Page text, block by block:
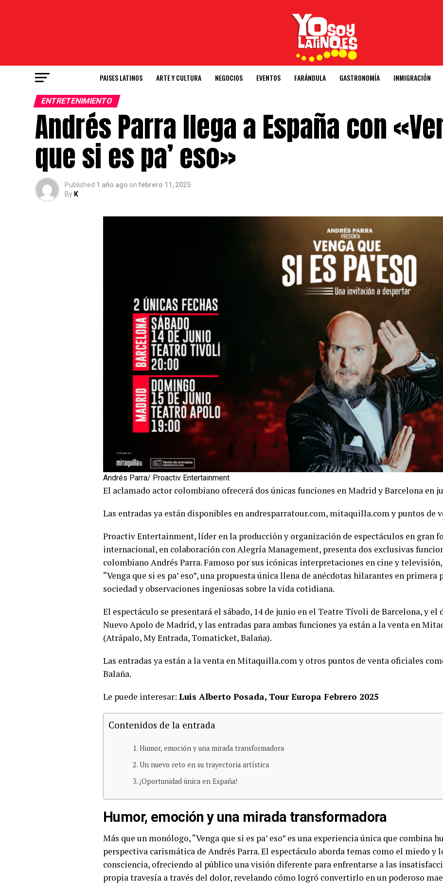
PAISES LATINOS ARTE Y CULTURA NEGOCIOS EVENTOS FARÁNDULA GASTRONOMÍA INMIGRACIÓN
ENTRETENIMIENTO
Andrés Parra llega a España con
que si es pa’ eso»
Published 1 año ago on febrero 11, 2025
By K
Andrés Parra/ Proactiv Entertainment
El aclamado actor colombiano ofrecerá dos únicas funciones en Madrid y Barcelona en
Las entradas ya están disponibles en andresparratour.com, mitaquilla.com y puntos de
Proactiv Entertainment, líder en la producción y organización de espectáculos en gran
internacional, en colaboración con Alegría Management, presenta dos exclusivas
colombiano Andrés Parra. Famoso por sus icónicas interpretaciones en cine y
“Venga que si es pa’ eso”, una propuesta única llena de anécdotas hilarantes en
sociedad y observaciones ingeniosas sobre la vida cotidiana.
El espectáculo se presentará el sábado, 14 de junio en el Teatre Tívoli de Barcelona, y
Nuevo Apolo de Madrid, y las entradas para ambas funciones ya están a la venta en
(Atrápalo, My Entrada, Tomaticket, Balaña).
Las entradas ya están a la venta en Mitaquilla.com y otros puntos de venta oficiales
Balaña.
Le puede interesar: Luis Alberto Posada, Tour Europa Febrero 2025
Contenidos de la entrada
Humor, emoción y una mirada transformadora
Un nuevo reto en su trayectoria artística
¡Oportunidad única en España!
Humor, emoción y una mirada transformadora
Más que un monólogo, “Venga que si es pa’ eso” es una experiencia única que combina
perspectiva carismática de Andrés Parra. El espectáculo aborda temas como el miedo y
consciencia, ofreciendo al público una visión diferente para enfrentarse a las
propia travesía a través del dolor, revelando cómo logró convertirlo en un poderoso